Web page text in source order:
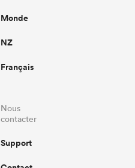
Monde
NZ
Français
Nous
contacter
Support